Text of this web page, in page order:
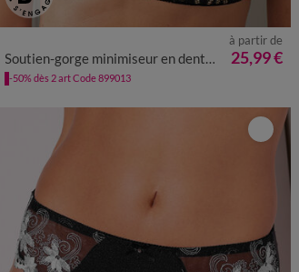
Soutien-gorge minimiseur en dentelle florale - sans armatures
à partir de
25,99 €
-50% dès 2 art Code 899013